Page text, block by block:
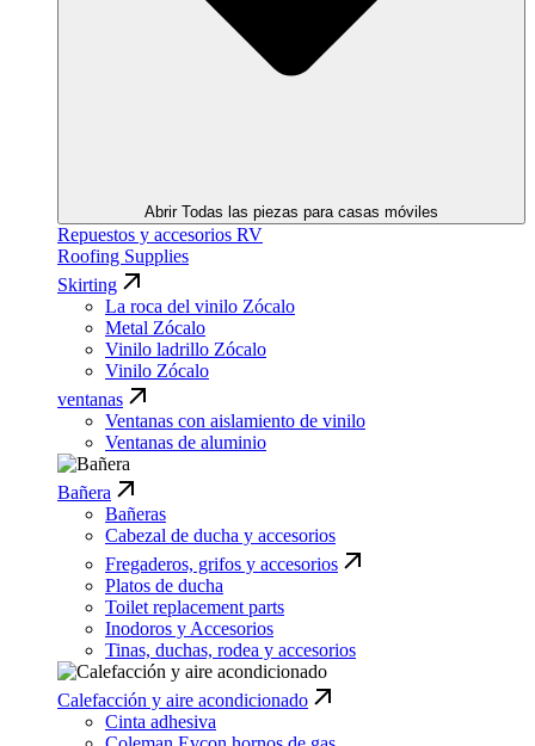
Abrir Todas las piezas para casas móviles
Repuestos y accesorios RV
Roofing Supplies
Skirting
La roca del vinilo Zócalo
Metal Zócalo
Vinilo ladrillo Zócalo
Vinilo Zócalo
ventanas
Ventanas con aislamiento de vinilo
Ventanas de aluminio
Bañera
Bañeras
Cabezal de ducha y accesorios
Fregaderos, grifos y accesorios
Platos de ducha
Toilet replacement parts
Inodoros y Accesorios
Tinas, duchas, rodea y accesorios
Calefacción y aire acondicionado
Cinta adhesiva